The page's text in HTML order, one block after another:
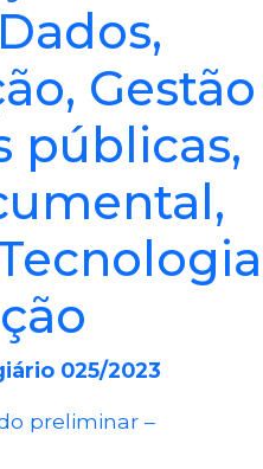
Gestão
públicas,
025/2023
preliminar –